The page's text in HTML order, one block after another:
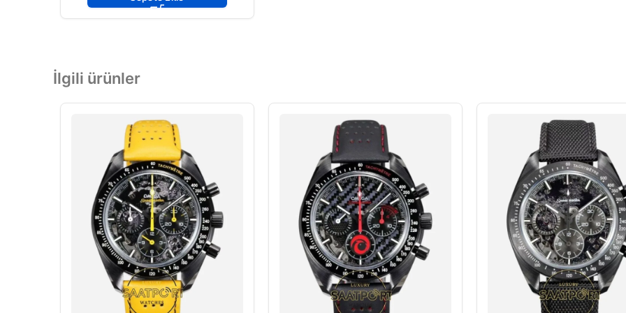
İlgili ürünler